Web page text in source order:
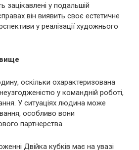
зацікавлені у подальшій
він виявить своє естетичне
у реалізації художнього
оскільки охарактеризована
у командній роботі,
У ситуаціях людина може
особливо вони
партнерства.
Двійка кубків має на увазі